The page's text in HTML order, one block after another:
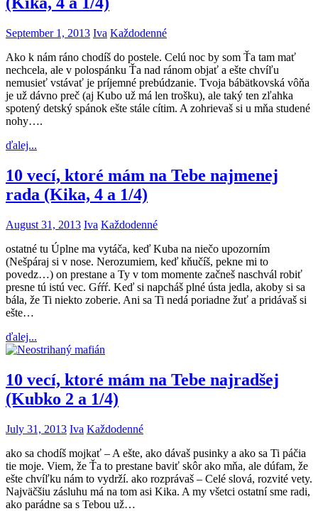
September 1, 2013 Iva Každodenné
Ako k nám ráno chodíš do postele. Celú noc by som Ťa tam mať
nechcela, ale v polospánku Ťa nad ránom objať a ešte chvíľu
nemusieť vstávať je príjemné prebúdzanie. Tvoja bábätkovská vôňa
je už dávno preč (aj Kubo už má len trošku), ale taký ten zľahka
spotený detský spánok ešte stále cítim. A zohrievaš si u mňa studené
nohy….
ďalej...
10 vecí, ktoré mám na Tebe najmenej
rada (Kika, 4 a 1/4)
August 31, 2013 Iva Každodenné
ostatné tu Úplne ma vytáča, keď Kuba na niečo upozorním
(Nešpáraj si v nose. Nerozumiem, keď kňučíš, pekne mi to
povedz…) on prestane a Ty v tom momente začneš naschvál robiť
presne tú istú vec. Gŕŕŕ. Keď si napcháš plné ústa jedla, akoby si sa
bála, že Ti niekto zoberie. Ani sa Ti nedá poriadne žuť a pridávaš si
ešte…
ďalej...
10 vecí, ktoré mám na Tebe najradšej
(Kubko 2 a 1/4)
July 31, 2013 Iva Každodenné
ako sa chodíš mojkať – A ešte, ako dávaš pusinky a ako sa Ti páčia
tie moje. Viem, že Ťa to prestane baviť skôr ako mňa, ale dúfam, že
ešte chvíľku nám to vydrží. ako rozprávaš – Celé slová, rozvité vety.
Najväčšiu zásluhu má na tom asi Kika. A my všetci ostatní sme radi,
ako parádne sa s Tebou už…